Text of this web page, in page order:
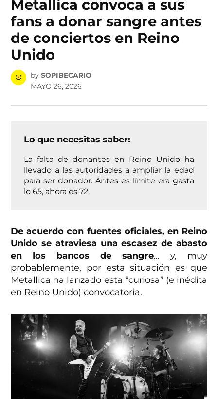
Metallica convoca a sus
fans a donar sangre antes
de conciertos en Reino
Unido
by SOPIBECARIO
MAYO 26, 2026
Lo que necesitas saber:
La falta de donantes en Reino Unido ha
llevado a las autoridades a ampliar la edad
para ser donador. Antes es límite era gasta
lo 65, ahora es 72.
De acuerdo con fuentes oficiales, en Reino
Unido se atraviesa una escasez de abasto
en los bancos de sangre… y, muy
probablemente, por esta situación es que
Metallica ha lanzado esta “curiosa” (e inédita
en Reino Unido) convocatoria.